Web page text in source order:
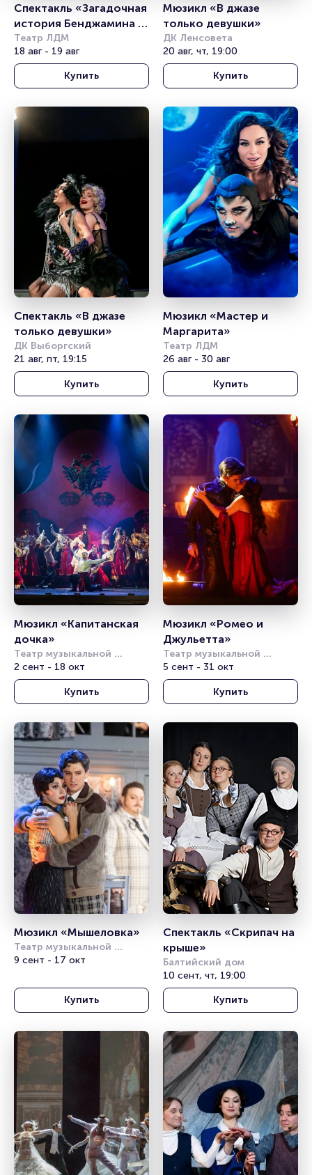
Спектакль «Загадочная
история Бенджамина
Баттона»
Театр ЛДМ
18 авг - 19 авг
Купить
Мюзикл «В джазе
только девушки»
ДК Ленсовета
20 авг, чт, 19:00
Купить
Спектакль «В джазе
только девушки»
ДК Выборгский
21 авг, пт, 19:15
Купить
Мюзикл «Мастер и
Маргарита»
Театр ЛДМ
26 авг - 30 авг
Купить
Мюзикл «Капитанская
дочка»
Театр музыкальной
комедии (СПБ)
2 сент - 18 окт
Купить
Мюзикл «Ромео и
Джульетта»
Театр музыкальной
комедии (СПБ)
5 сент - 31 окт
Купить
Мюзикл «Мышеловка»
Театр музыкальной
комедии (СПБ)
9 сент - 17 окт
Купить
Спектакль «Скрипач на
крыше»
Балтийский дом
10 сент, чт, 19:00
Купить